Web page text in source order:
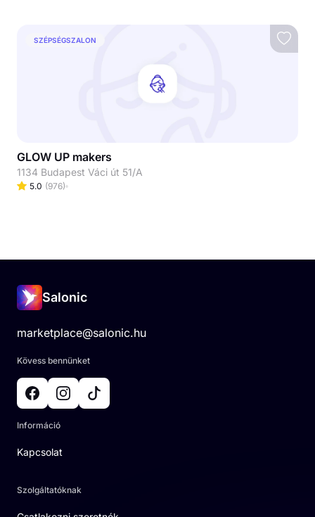
SZÉPSÉGSZALON
GLOW UP makers
1134 Budapest Váci út 51/A
5.0 (976)
Salonic
marketplace@salonic.hu
Kövess bennünket
Információ
Kapcsolat
Szolgáltatóknak